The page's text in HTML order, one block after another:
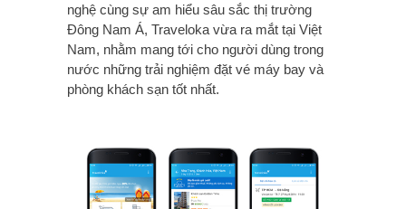
nghệ cùng sự am hiểu sâu sắc thị trường
Đông Nam Á, Traveloka vừa ra mắt tại Việt
Nam, nhằm mang tới cho người dùng trong
nước những trải nghiệm đặt vé máy bay và
phòng khách sạn tốt nhất.